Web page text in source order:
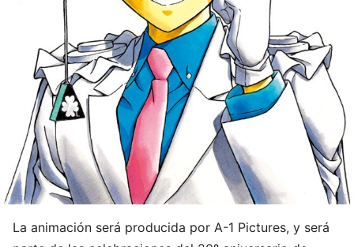
La animación será producida por A-1 Pictures, y será